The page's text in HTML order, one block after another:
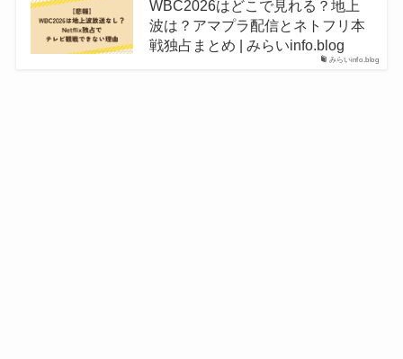
みらいinfo.blog
WBC2026はどこで見れる？地上
波は？アマプラ配信とネトフリ本
戦独占まとめ | みらいinfo.blog